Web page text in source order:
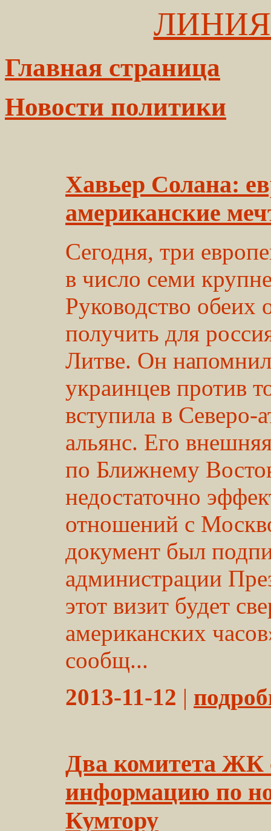
Главная страница
Новости политики
Хавьер Солана:
американские
Сегодня, три
в число семи
Руководство обеих
получить для
Литве. Он
украинцев против
вступила в Северо-
альянс. Его
по Ближнему
недостаточно
отношений с
документ был
администрации
этот визит будет
американских
сообщ...
2013-11-12 |
Два комитета ЖК
информацию по
Кумтору